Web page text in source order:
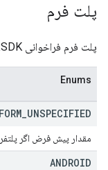
پلت فرم
پلت فرم فراخوانی SDK.
Enums
UNSPECIFIED
مقدار پیش فرض اگر
ANDROID